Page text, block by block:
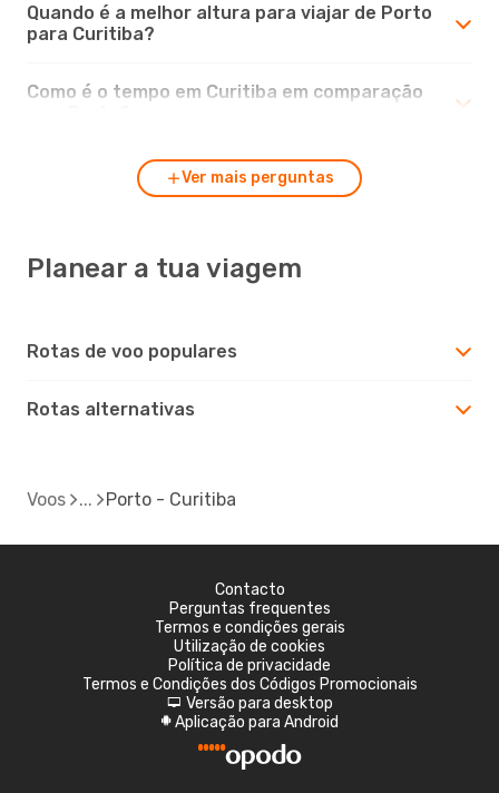
Quando é a melhor altura para viajar de Porto
para Curitiba?
Como é o tempo em Curitiba em comparação
Ver mais perguntas
Planear a tua viagem
Rotas de voo populares
Rotas alternativas
Voos Porto - Curitiba
Contacto
Perguntas frequentes
Termos e condições gerais
Utilização de cookies
Política de privacidade
Termos e Condições dos Códigos Promocionais
d Versão para desktop
A Aplicação para Android